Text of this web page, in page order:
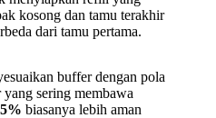
kosong dan tamu terakhir
dari tamu pertama.
buffer dengan pola
sering membawa
biasanya lebih aman